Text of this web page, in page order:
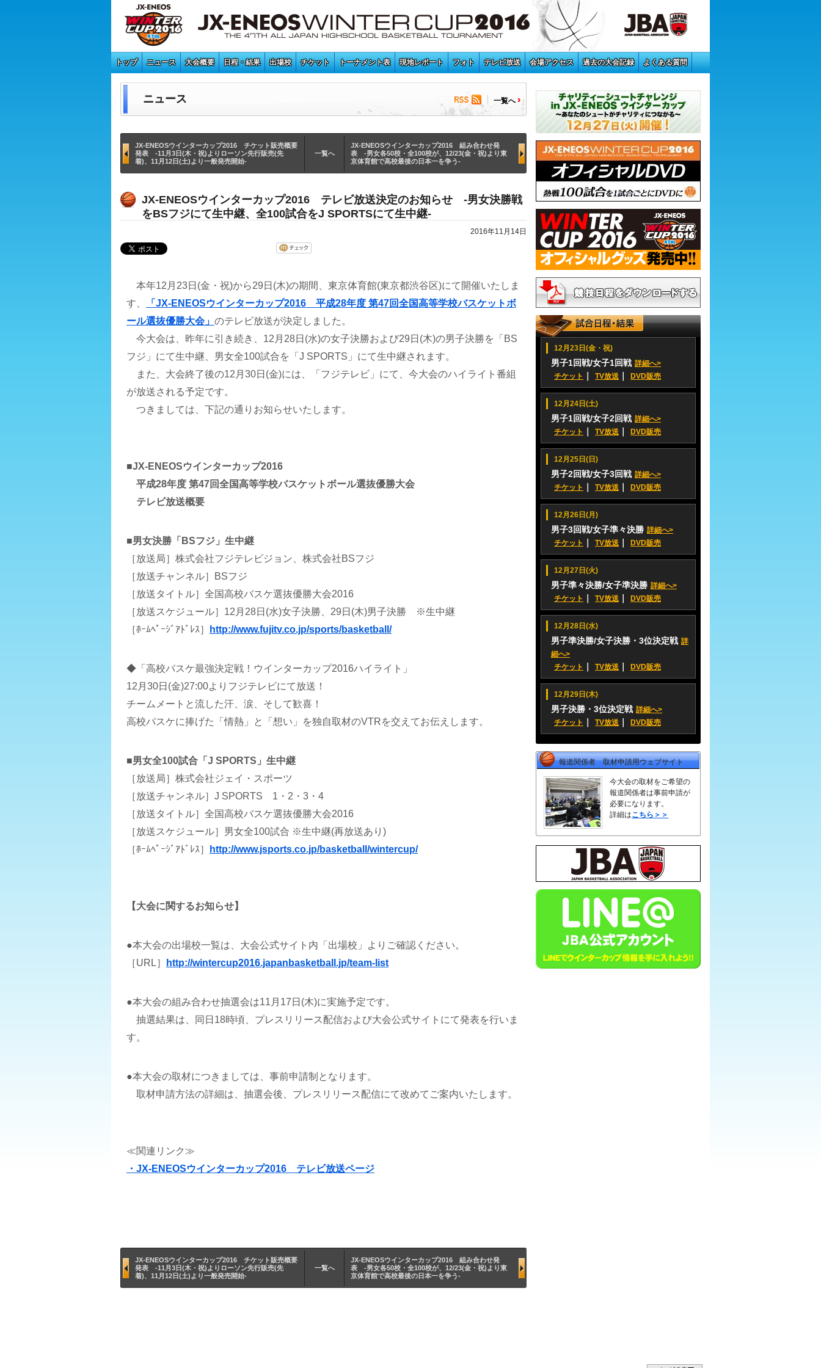
トップ ニュース 大会概要 日程・結果 出場校 チケット トーナメント表 現地レポート フォト テレビ放送 会場アクセス 過去の大会記録 よくある質問
ニュース 一覧へ
前
後
ニ
ス
JX-ENEOSウインターカップ2016 チケット販売概要
発表 -11月3日(木・祝)よりローソン先行販売(先
着)、11月12日(土)より一般発売開始-
一覧へ
JX-ENEOSウインターカップ2016 組み合わせ発
表 -男女各50校・全100校が、12/23(金・祝)より東
京体育館で高校最後の日本一を争う-
JX-ENEOSウインターカップ2016 テレビ放送決定のお知らせ -男女決勝戦
をBSフジにて生中継、全100試合をJ SPORTSにて生中継-
2016年11月14日
本年12月23日(金・祝)から29日(木)の期間、東京体育館(東京都渋谷区)にて開催いたしま
す、
「JX-ENEOSウインターカップ2016 平成28年度 第47回全国高等学校バスケットボ
ール選抜優勝大会」 のテレビ放送が決定しました。
今大会は、昨年に引き続き、12月28日(水)の女子決勝および29日(木)の男子決勝を「BS
フジ」にて生中継、男女全100試合を「J SPORTS」にて生中継されます。
また、大会終了後の12月30日(金)には、「フジテレビ」にて、今大会のハイライト番組
が放送される予定です。
つきましては、下記の通りお知らせいたします。
■JX-ENEOSウインターカップ2016
平成28年度 第47回全国高等学校バスケットボール選抜優勝大会
テレビ放送概要
■男女決勝「BSフジ」生中継
［放送局］株式会社フジテレビジョン、株式会社BSフジ
［放送チャンネル］BSフジ
［放送タイトル］全国高校バスケ選抜優勝大会2016
［放送スケジュール］12月28日(水)女子決勝、29日(木)男子決勝 ※生中継
［ﾎｰﾑﾍﾟｰｼﾞｱﾄﾞﾚｽ］
http://www.fujitv.co.jp/sports/basketball/
◆「高校バスケ最強決定戦！ウインターカップ2016ハイライト」
12月30日(金)27:00よりフジテレビにて放送！
チームメートと流した汗、涙、そして歓喜！
高校バスケに捧げた「情熱」と「想い」を独自取材のVTRを交えてお伝えします。
■男女全100試合「J SPORTS」生中継
［放送局］株式会社ジェイ・スポーツ
［放送チャンネル］J SPORTS 1・2・3・4
［放送タイトル］全国高校バスケ選抜優勝大会2016
［放送スケジュール］男女全100試合 ※生中継(再放送あり)
［ﾎｰﾑﾍﾟｰｼﾞｱﾄﾞﾚｽ］
http://www.jsports.co.jp/basketball/wintercup/
【大会に関するお知らせ】
●本大会の出場校一覧は、大会公式サイト内「出場校」よりご確認ください。
［URL］
http://wintercup2016.japanbasketball.jp/team-list
●本大会の組み合わせ抽選会は11月17日(木)に実施予定です。
抽選結果は、同日18時頃、プレスリリース配信および大会公式サイトにて発表を行いま
す。
●本大会の取材につきましては、事前申請制となります。
取材申請方法の詳細は、抽選会後、プレスリリース配信にて改めてご案内いたします。
≪関連リンク≫
・JX-ENEOSウインターカップ2016 テレビ放送ページ
前
後
JX-ENEOSウインターカップ2016 チケット販売概要
発表 -11月3日(木・祝)よりローソン先行販売(先
着)、11月12日(土)より一般発売開始-
一覧へ
JX-ENEOSウインターカップ2016 組み合わせ発
表 -男女各50校・全100校が、12/23(金・祝)より東
京体育館で高校最後の日本一を争う-
12月23日(金・祝)
男子1回戦/女子1回戦 詳細へ>
チケット
TV放送 DVD販売
12月24日(土)
男子1回戦/女子2回戦 詳細へ>
チケット
TV放送 DVD販売
12月25日(日)
男子2回戦/女子3回戦 詳細へ>
チケット
TV放送 DVD販売
12月26日(月)
男子3回戦/女子準々決勝 詳細へ>
チケット
TV放送 DVD販売
12月27日(火)
男子準々決勝/女子準決勝 詳細へ>
チケット
TV放送 DVD販売
12月28日(水)
男子準決勝/女子決勝・3位決定戦 詳
細へ>
チケット
TV放送 DVD販売
12月29日(木)
男子決勝・3位決定戦 詳細へ>
チケット
TV放送 DVD販売
報道関係者 取材申請用ウェブサイト
今大会の取材をご希望の
報道関係者は事前申請が
必要になります。
詳細はこちら＞＞